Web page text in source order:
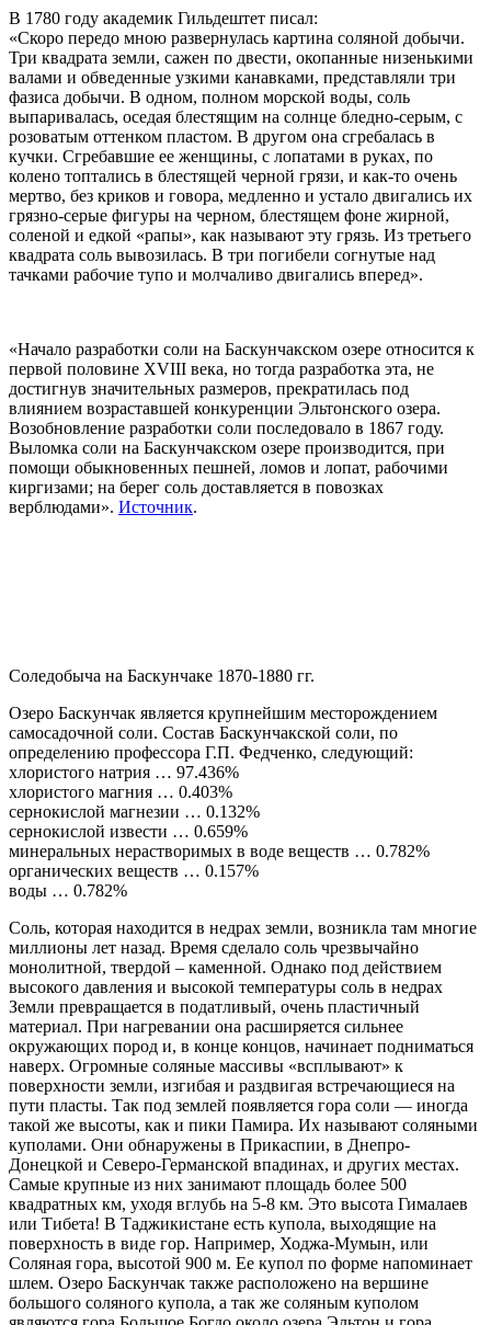
В 1780 году академик Гильдештет писал:
«Скоро передо мною развернулась картина соляной добычи.
Три квадрата земли, сажен по двести, окопанные низенькими
валами и обведенные узкими канавками, представляли три
фазиса добычи. В одном, полном морской воды, соль
выпаривалась, оседая блестящим на солнце бледно-серым, с
розоватым оттенком пластом. В другом она сгребалась в
кучки. Сгребавшие ее женщины, с лопатами в руках, по
колено топтались в блестящей черной грязи, и как-то очень
мертво, без криков и говора, медленно и устало двигались их
грязно-серые фигуры на черном, блестящем фоне жирной,
соленой и едкой «рапы», как называют эту грязь. Из третьего
квадрата соль вывозилась. В три погибели согнутые над
тачками рабочие тупо и молчаливо двигались вперед».
«Начало разработки соли на Баскунчакском озере относится к
первой половине XVIII века, но тогда разработка эта, не
достигнув значительных размеров, прекратилась под
влиянием возраставшей конкуренции Эльтонского озера.
Возобновление разработки соли последовало в 1867 году.
Выломка соли на Баскунчакском озере производится, при
помощи обыкновенных пешней, ломов и лопат, рабочими
киргизами; на берег соль доставляется в повозках
верблюдами». Источник.
Соледобыча на Баскунчаке 1870-1880 гг.
Озеро Баскунчак является крупнейшим месторождением
самосадочной соли. Состав Баскунчакской соли, по
определению профессора Г.П. Федченко, следующий:
хлористого натрия … 97.436%
хлористого магния … 0.403%
сернокислой магнезии … 0.132%
сернокислой извести … 0.659%
минеральных нерастворимых в воде веществ … 0.782%
органических веществ … 0.157%
воды … 0.782%
Соль, которая находится в недрах земли, возникла там многие
миллионы лет назад. Время сделало соль чрезвычайно
монолитной, твердой – каменной. Однако под действием
высокого давления и высокой температуры соль в недрах
Земли превращается в податливый, очень пластичный
материал. При нагревании она расширяется сильнее
окружающих пород и, в конце концов, начинает подниматься
наверх. Огромные соляные массивы «всплывают» к
поверхности земли, изгибая и раздвигая встречающиеся на
пути пласты. Так под землей появляется гора соли — иногда
такой же высоты, как и пики Памира. Их называют соляными
куполами. Они обнаружены в Прикаспии, в Днепро-
Донецкой и Северо-Германской впадинах, и других местах.
Самые крупные из них занимают площадь более 500
квадратных км, уходя вглубь на 5-8 км. Это высота Гималаев
или Тибета! В Таджикистане есть купола, выходящие на
поверхность в виде гор. Например, Ходжа-Мумын, или
Соляная гора, высотой 900 м. Ее купол по форме напоминает
шлем. Озеро Баскунчак также расположено на вершине
большого соляного купола, а так же соляным куполом